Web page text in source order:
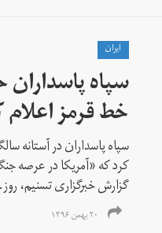
ايران
سپاه
خط قرمز اعلام
کرد که «آمریکا در عرصه
گزارش خبرگزاری تسنیم،
۲۰ بهمن ۱۳۹۶